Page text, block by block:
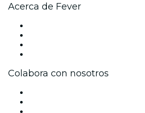
Acerca de Fever
Colabora con nosotros